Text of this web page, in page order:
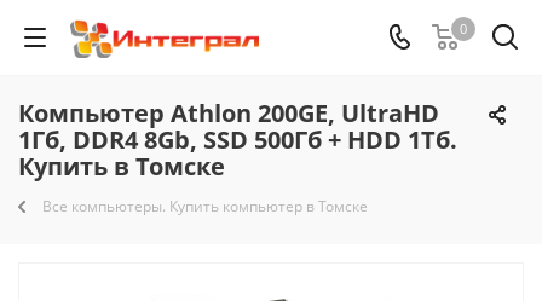
0
Компьютер Athlon 200GE, UltraHD
1Гб, DDR4 8Gb, SSD 500Гб + HDD 1Тб.
Купить в Томске
Все компьютеры. Купить компьютер в Томске